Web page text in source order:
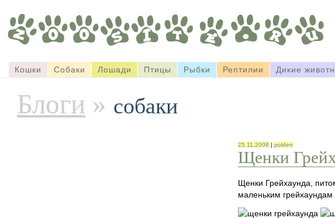
Кошки Собаки Лошади Птицы Рыбки Рептилии Дикие
Блоги » собаки
25.11.2008 |polden
Щенки
Щенки Грейхаунда,
маленьким грейхаундам